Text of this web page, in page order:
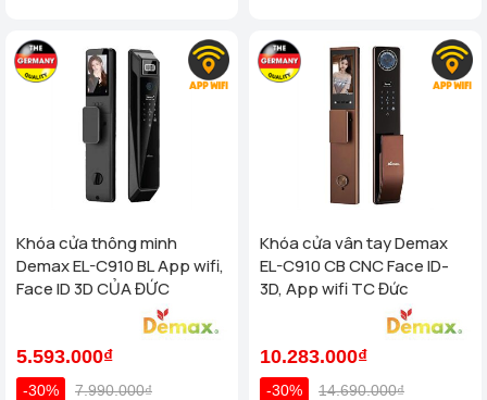
Khóa cửa thông minh
Demax EL-C910 BL App wifi,
Face ID 3D CỦA ĐỨC
5.593.000₫
-30% 7.990.000₫
Khóa cửa vân tay Demax
EL-C910 CB CNC Face ID-
3D, App wifi TC Đức
10.283.000₫
-30% 14.690.000₫